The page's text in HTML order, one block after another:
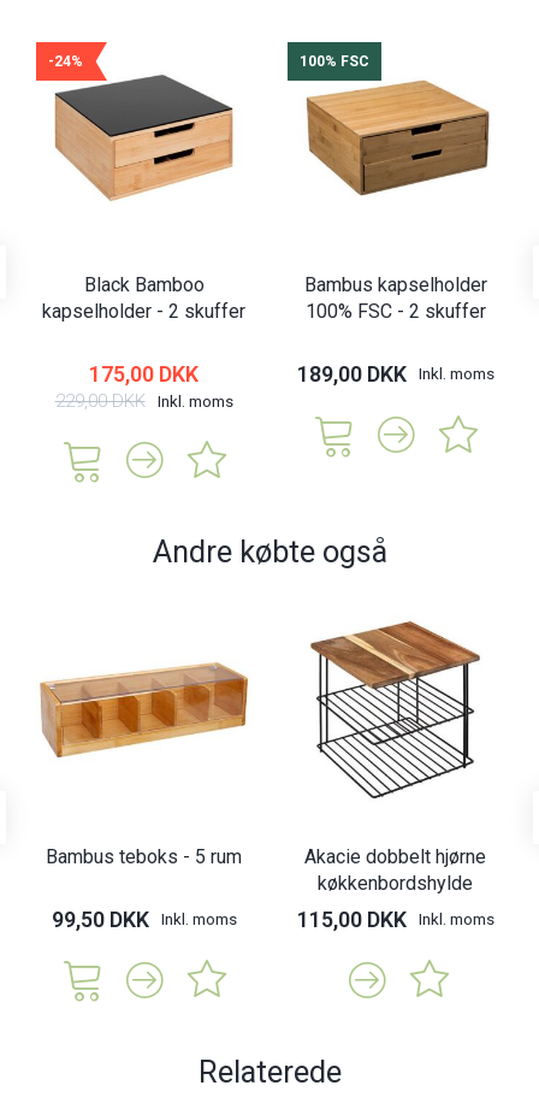
-24%
Black Bamboo
kapselholder - 2 skuffer
175,00 DKK
229,00 DKK Inkl. moms
100% FSC
Bambus kapselholder
100% FSC - 2 skuffer
189,00 DKK Inkl. moms
Andre købte også
Bambus teboks - 5 rum
99,50 DKK Inkl. moms
Akacie dobbelt hjørne
køkkenbordshylde
115,00 DKK Inkl. moms
Relaterede